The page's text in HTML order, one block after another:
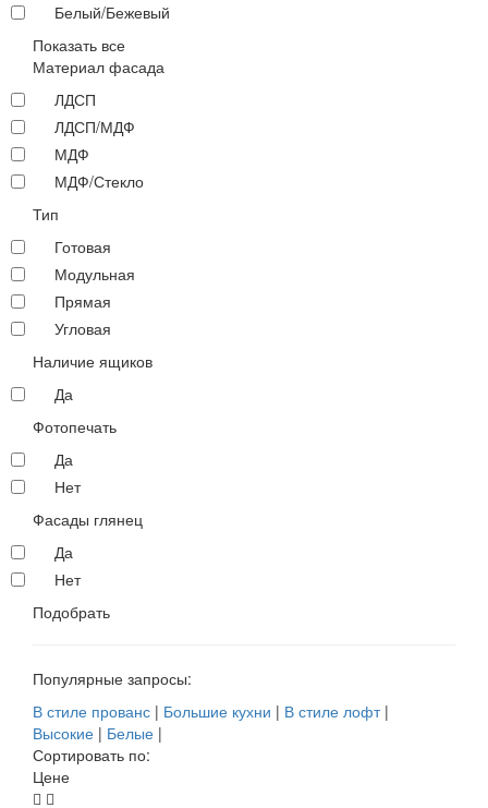
Белый/Бежевый
Показать все
Материал фасада
ЛДСП
ЛДСП/МДФ
МДФ
МДФ/Стекло
Тип
Готовая
Модульная
Прямая
Угловая
Наличие ящиков
Да
Фотопечать
Да
Нет
Фасады глянец
Да
Нет
Подобрать
Популярные запросы:
В стиле прованс | Большие кухни | В стиле лофт|
Высокие | Белые |
Сортировать по:
Цене